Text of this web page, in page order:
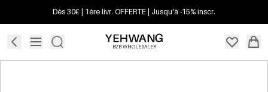
Dès 30€ | 1ère livr. OFFERTE | Jusqu'à -15% inscr.
B2B WHOLESALER